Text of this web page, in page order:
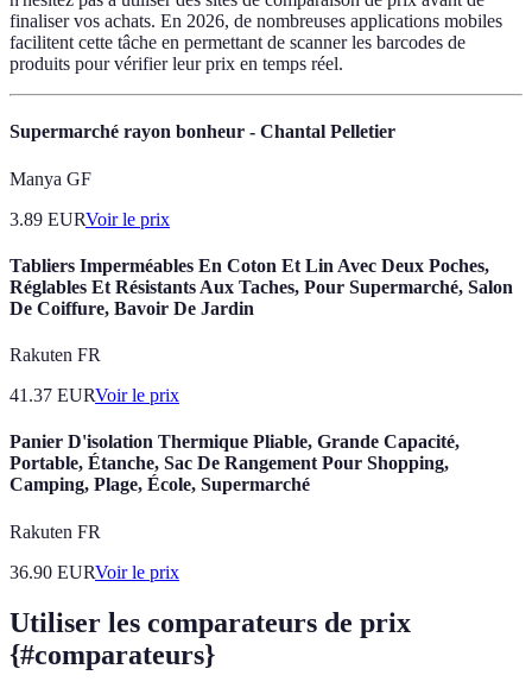
finaliser vos achats. En 2026, de nombreuses applications mobiles
facilitent cette tâche en permettant de scanner les barcodes de
produits pour vérifier leur prix en temps réel.
Supermarché rayon bonheur - Chantal Pelletier
Manya GF
3.89 EURVoir le prix
Tabliers Imperméables En Coton Et Lin Avec Deux Poches,
Réglables Et Résistants Aux Taches, Pour Supermarché, Salon
De Coiffure, Bavoir De Jardin
Rakuten FR
41.37 EURVoir le prix
Panier D'isolation Thermique Pliable, Grande Capacité,
Portable, Étanche, Sac De Rangement Pour Shopping,
Camping, Plage, École, Supermarché
Rakuten FR
36.90 EURVoir le prix
Utiliser les comparateurs de prix
{#comparateurs}